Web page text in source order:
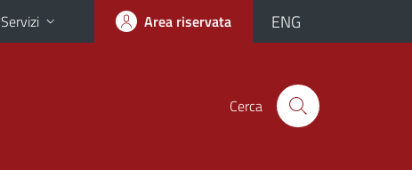
Servizi Area riservata ENG
Cerca